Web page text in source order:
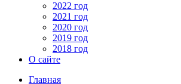
2022 год
2021 год
2020 год
2019 год
2018 год
О сайте
Главная